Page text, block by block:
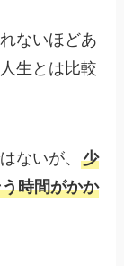
ないほどあ
生とは比較
ないが、少
時間がかか